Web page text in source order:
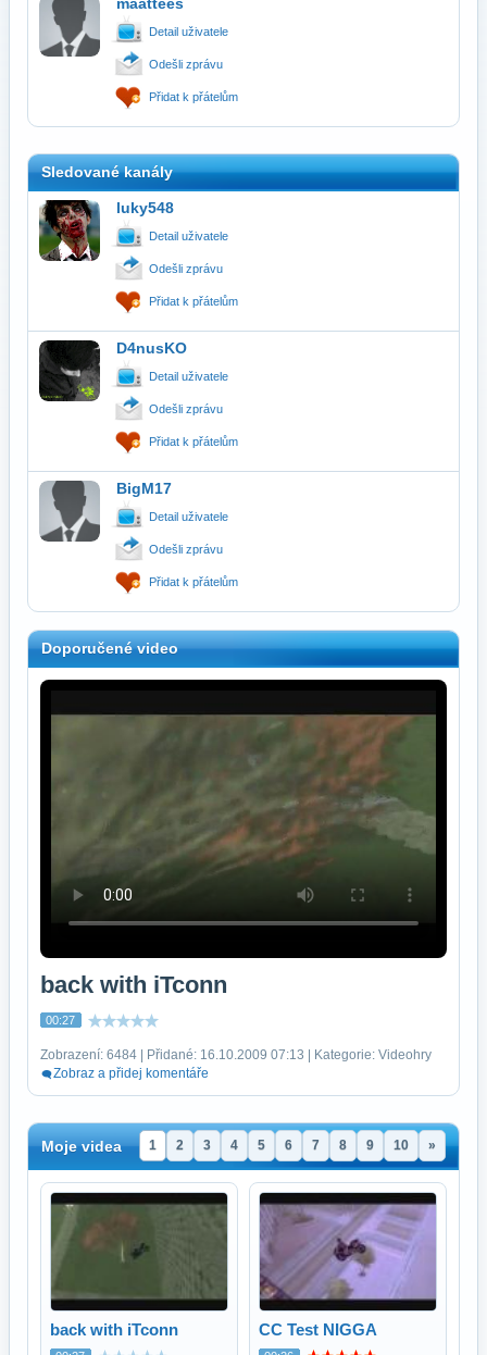
maattees
Detail uživatele
Odešli zprávu
Přidat k přátelům
Sledované kanály
luky548
Detail uživatele
Odešli zprávu
Přidat k přátelům
D4nusKO
Detail uživatele
Odešli zprávu
Přidat k přátelům
BigM17
Detail uživatele
Odešli zprávu
Přidat k přátelům
Doporučené video
back with iTconn
00:27
Zobrazení: 6484 | Přidané: 16.10.2009 07:13 | Kategorie: Videohry
Zobraz a přidej komentáře
Moje videa 1 2 3 4 5 6 7 8 9 10 »
back with iTconn CC Test NIGGA